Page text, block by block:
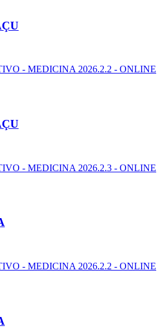
- MEDICINA 2026.2.2 - ONLINE
- MEDICINA 2026.2.3 - ONLINE
- MEDICINA 2026.2.2 - ONLINE